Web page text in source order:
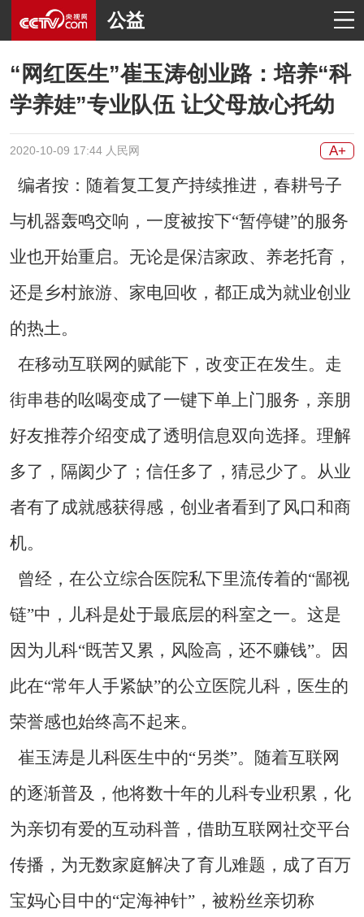
公益
“网红医生”崔玉涛创业路：培养“科
学养娃”专业队伍 让父母放心托幼
2020-10-09 17:44 人民网 A+
编者按：随着复工复产持续推进，春耕号子
与机器轰鸣交响，一度被按下“暂停键”的服务
业也开始重启。无论是保洁家政、养老托育，
还是乡村旅游、家电回收，都正成为就业创业
的热土。
在移动互联网的赋能下，改变正在发生。走
街串巷的吆喝变成了一键下单上门服务，亲朋
好友推荐介绍变成了透明信息双向选择。理解
多了，隔阂少了；信任多了，猜忌少了。从业
者有了成就感获得感，创业者看到了风口和商
机。
曾经，在公立综合医院私下里流传着的“鄙视
链”中，儿科是处于最底层的科室之一。这是
因为儿科“既苦又累，风险高，还不赚钱”。因
此在“常年人手紧缺”的公立医院儿科，医生的
荣誉感也始终高不起来。
崔玉涛是儿科医生中的“另类”。随着互联网
的逐渐普及，他将数十年的儿科专业积累，化
为亲切有爱的互动科普，借助互联网社交平台
传播，为无数家庭解决了育儿难题，成了百万
宝妈心目中的“定海神针”，被粉丝亲切称